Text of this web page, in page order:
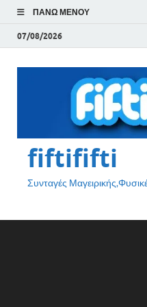
ΠΆΝΩ ΜΕΝΟΎ
07/08/2026
fiftififti
Συνταγές